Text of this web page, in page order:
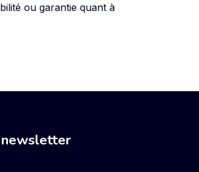
ou garantie quant à
newsletter